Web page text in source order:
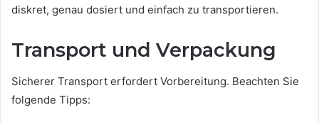
diskret, genau dosiert und einfach zu transportieren.
Transport und Verpackung
Sicherer Transport erfordert Vorbereitung. Beachten Sie
folgende Tipps: